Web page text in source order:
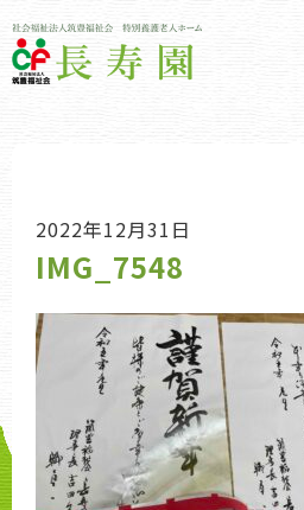
2022年12月31日
IMG_7548